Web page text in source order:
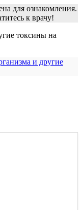
для ознакомления.
к врачу!
токсины на